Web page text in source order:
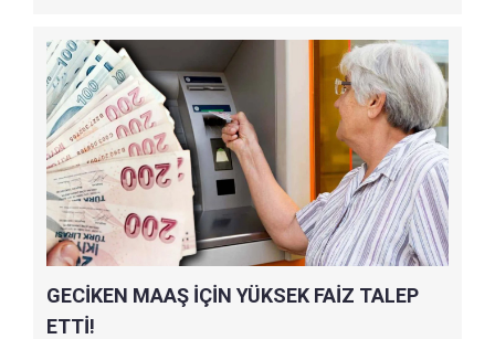
GECİKEN MAAŞ İÇİN YÜKSEK FAİZ TALEP
ETTİ!